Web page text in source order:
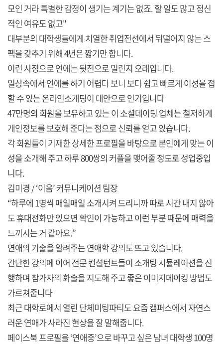
모인 거라 특별한 감정이 생기는 계기는 없죠. 할 일도 많고 정신
적인 여유도 없고"
대부분의 대학생들에게 치열한 취업전선에서 뒤떨어지 않는 스
펙을 갖추기 위해 4년은 짧기만 합니다.
이런 사정으로 연애는 뒷전으로 밀린지 오래입니다.
일상속에서 연애를 하기 어렵다 보니 보다 쉽고 빠르게 이성을 접
할 수 있는 온라인소개팅이 대안으로 인기입니다
47만명의 회원을 보유하고 있는 이 소셜데이팅 업체는 철저하게
개인정보를 보호해 준다는 점으로 신뢰를 얻고 있습니다.
각 회원들이 기재한 상세한 프로필을 바탕으로 본인에게 맞는 이
성을 소개해 주고 하루 800쌍의 커플을 맺어줄 정도로 성업중입
니다.
김미경 / ‘이음’ 커뮤니케이션 팀장
“하루에 1명씩 매일매일 소개시켜 드리니까 따로 시간 내지 않아
도 휴대전화만 있으면 확인이 가능하고 이런 부분 때문에 매력을
느끼시는 거 같아요.”
연애의 기술을 알려주는 연애학 강의도 뜨고 있습니다.
간단한 강의에 이어 전문 컨설턴트들이 소개팅 시뮬레이션을 진
행하며 참가자의 화술을 지도해 주고 좋은 이미지메이킹 방법도
가르쳐줍니다
최근 대학로에서 열린 단체미팅파티도 요즘 캠퍼스에서 자연스
러운 연애가 사라진 현상을 잘 말해줍니다.
페이스북 프로필을 ‘연애중’으로 바꾸고 싶은 남녀 대학생 100명